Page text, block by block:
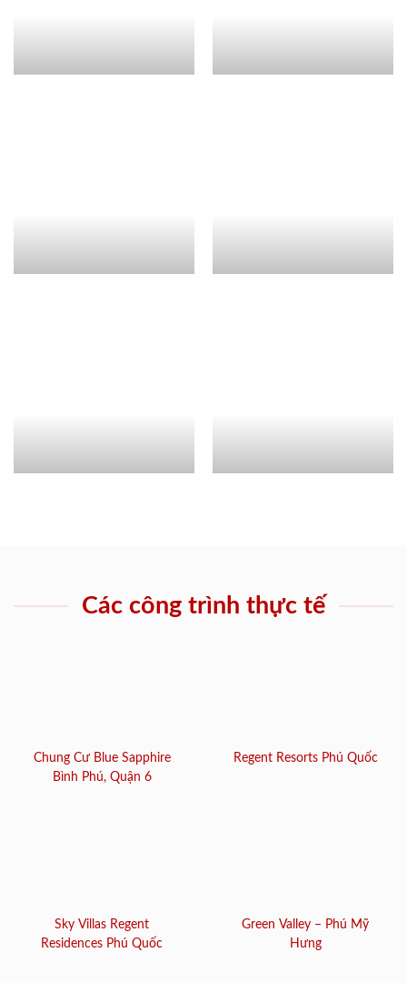
Các công trình thực tế
Chung Cư Blue Sapphire
Bình Phú, Quận 6
Regent Resorts Phú Quốc
Sky Villas Regent
Residences Phú Quốc
Green Valley – Phú Mỹ
Hưng